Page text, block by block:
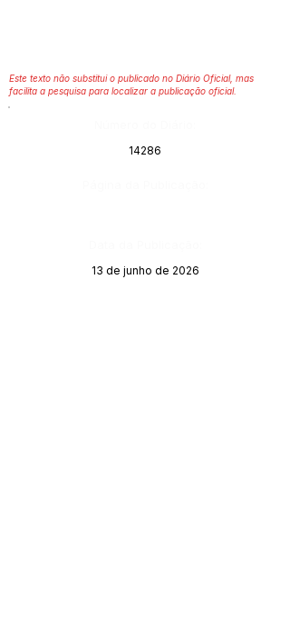
Este texto não substitui o publicado no Diário Oficial, mas
facilita a pesquisa para localizar a publicação oficial.
14286
13 de junho de 2026